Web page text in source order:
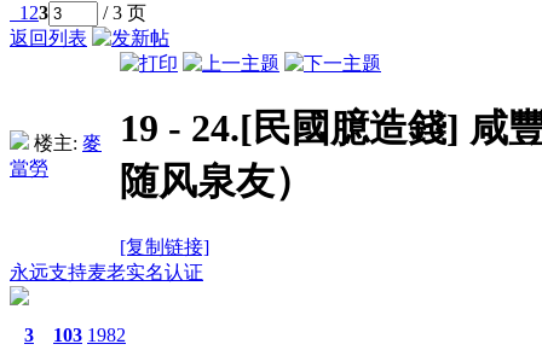
1 23
/ 3 页
返回列表
楼主: 麥
當勞
19 - 24.[民國臆造錢] 咸
随风泉友）
[复制链接]
永远支持麦老实名认证
3 103 1982